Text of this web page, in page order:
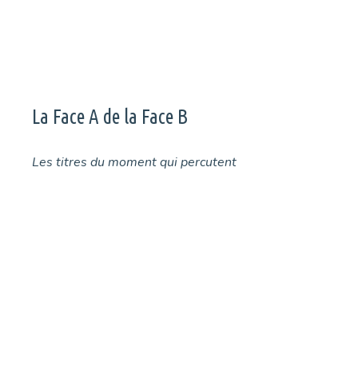
La Face A de la Face B
Les titres du moment qui percutent